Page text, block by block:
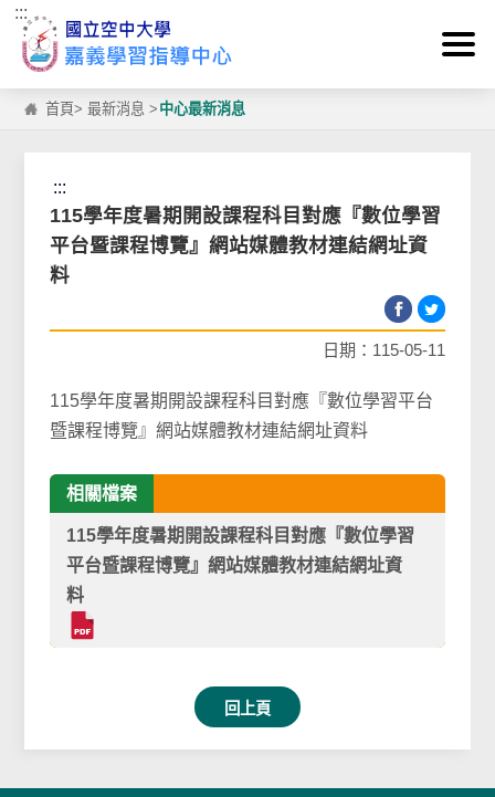
跳到主要內容區塊
:::
首頁>最新消息 > 中心最新消息
:::
115學年度暑期開設課程科目對應『數位學習
平台暨課程博覽』網站媒體教材連結網址資
料
日期：115-05-11
115學年度暑期開設課程科目對應『數位學習平台
暨課程博覽』網站媒體教材連結網址資料
相關檔案
115學年度暑期開設課程科目對應『數位學習
平台暨課程博覽』網站媒體教材連結網址資
料
回上頁